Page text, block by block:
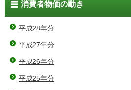
消費者物価の動き
平成28年分
平成27年分
平成26年分
平成25年分